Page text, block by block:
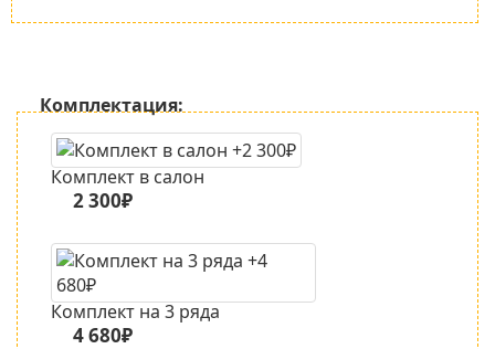
Комплектация:
Комплект в салон
2 300₽
Комплект на 3 ряда
4 680₽